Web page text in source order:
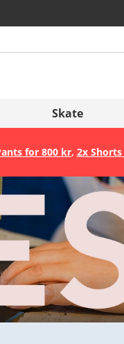
Slovenija
België
Belgique
Danmark
Norge
Skate
for 800 kr, 2x